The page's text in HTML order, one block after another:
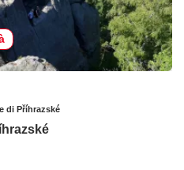
di Příhrazské